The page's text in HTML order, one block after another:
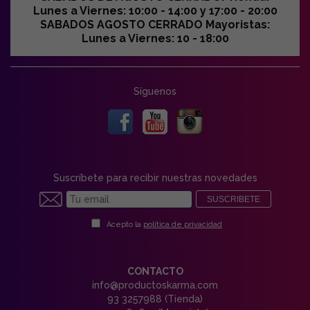
Lunes a Viernes: 10:00 - 14:00 y 17:00 - 20:00
SABADOS AGOSTO CERRADO Mayoristas:
Lunes a Viernes: 10 - 18:00
Síguenos
Suscríbete para recibir nuestras novedades
SUSCRIBETE
Acepto la política de privacidad
CONTACTO
info@productoskarma.com
93 3257988 (Tienda)